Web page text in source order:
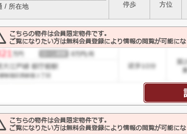
/ 所在地
停歩
方位